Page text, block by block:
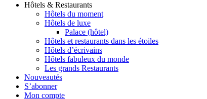
Hôtels & Restaurants
Hôtels du moment
Hôtels de luxe
Palace (hôtel)
Hôtels et restaurants dans les étoiles
Hôtels d’écrivains
Hôtels fabuleux du monde
Les grands Restaurants
Nouveautés
S’abonner
Mon compte